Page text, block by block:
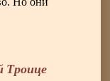
Троице